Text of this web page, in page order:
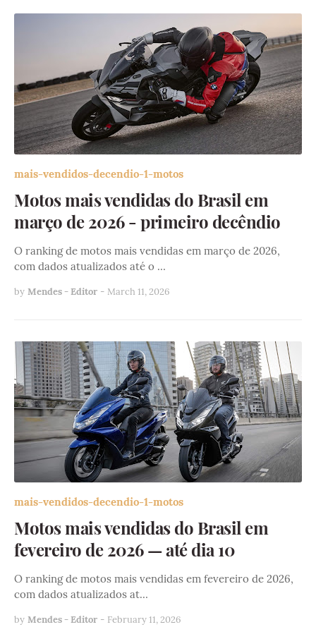
mais-vendidos-decendio-1-motos
Motos mais vendidas do Brasil em
março de 2026 - primeiro decêndio
O ranking de motos mais vendidas em março de 2026,
com dados atualizados até o …
by Mendes - Editor - March 11, 2026
mais-vendidos-decendio-1-motos
Motos mais vendidas do Brasil em
fevereiro de 2026 — até dia 10
O ranking de motos mais vendidas em fevereiro de 2026,
com dados atualizados at…
by Mendes - Editor - February 11, 2026